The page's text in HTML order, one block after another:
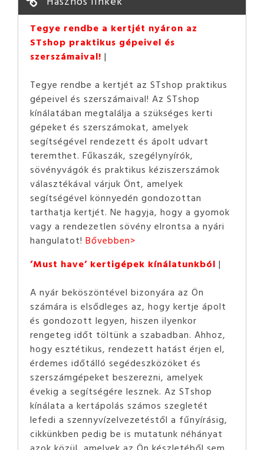
Tegye rendbe a kertjét nyáron az
STshop praktikus gépeivel és
szerszámaival!
Tegye rendbe a kertjét az STshop praktikus
gépeivel és szerszámaival! Az STshop
kínálatában megtalálja a szükséges kerti
gépeket és szerszámokat, amelyek
segítségével rendezett és ápolt udvart
teremthet. Fűkaszák, szegélynyírók,
sövényvágók és praktikus kéziszerszámok
választékával várjuk Önt, amelyek
segítségével könnyedén gondozottan
tarthatja kertjét. Ne hagyja, hogy a gyomok
vagy a rendezetlen sövény elrontsa a nyári
hangulatot! Bővebben>
’Must have’ kertigépek kínálatunkból
A nyár beköszöntével bizonyára az Ön
számára is elsődleges az, hogy kertje ápolt
és gondozott legyen, hiszen ilyenkor
rengeteg időt töltünk a szabadban. Ahhoz,
hogy esztétikus, rendezett hatást érjen el,
érdemes időtálló segédeszközöket és
szerszámgépeket beszerezni, amelyek
évekig a segítségére lesznek. Az STshop
kínálata a kertápolás számos szegletét
lefedi a szennyvízelvezetéstől a fűnyírásig,
cikkünkben pedig be is mutatunk néhányat